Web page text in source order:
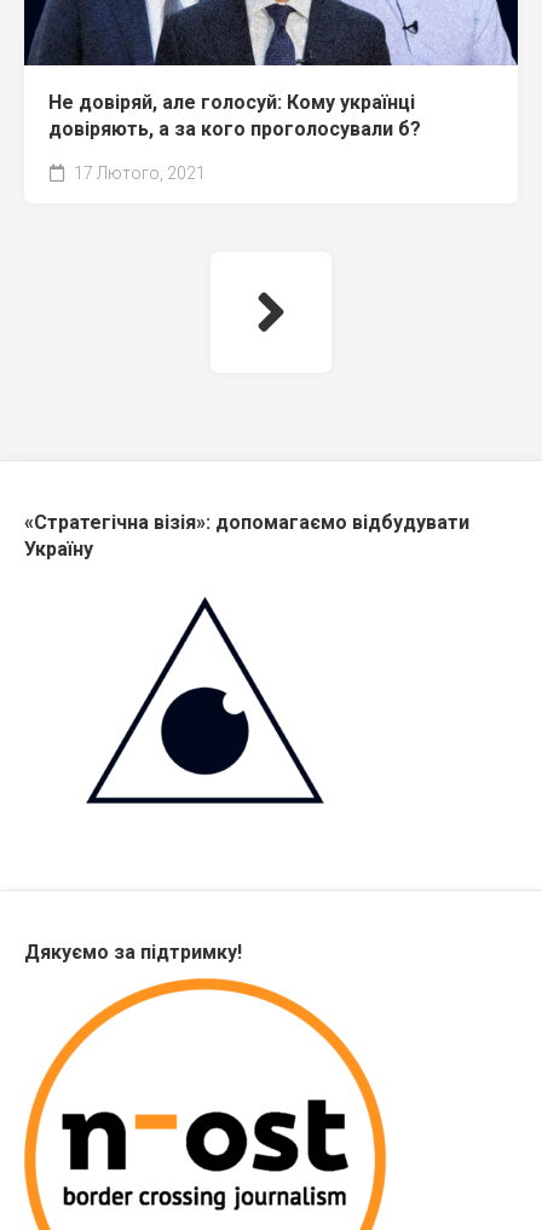
Не довіряй, але голосуй: Кому українці
довіряють, а за кого проголосували б?
17 Лютого, 2021
«Стратегічна візія»: допомагаємо відбудувати
Україну
Дякуємо за підтримку!